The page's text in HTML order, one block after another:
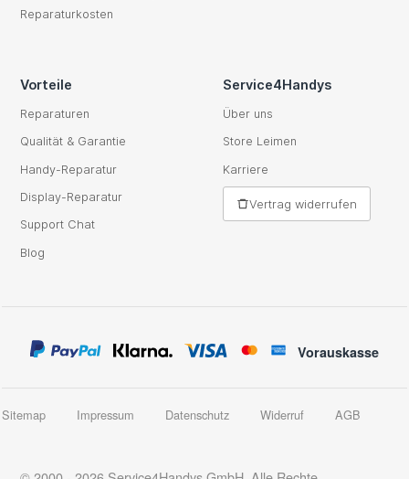
Reparaturkosten
Vorteile
Reparaturen
Qualität & Garantie
Handy-Reparatur
Display-Reparatur
Support Chat
Blog
Service4Handys
Über uns
Store Leimen
Karriere
Vertrag widerrufen
Sitemap Impressum Datenschutz Widerruf AGB
Vorauskasse